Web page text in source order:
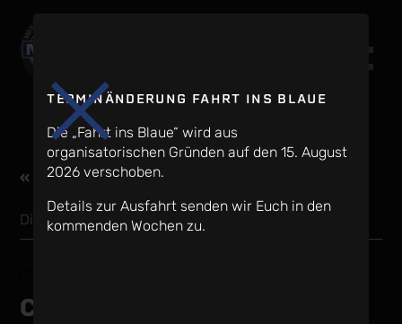
« Alle Veranstaltungen
Diese Veranstaltung hat bereits stattgefunden.
Clubabend
TERMINÄNDERUNG FAHRT INS BLAUE
Die „Fahrt ins Blaue“ wird aus
organisatorischen Gründen auf den 15. August
2026 verschoben.
Details zur Ausfahrt senden wir Euch in den
kommenden Wochen zu.